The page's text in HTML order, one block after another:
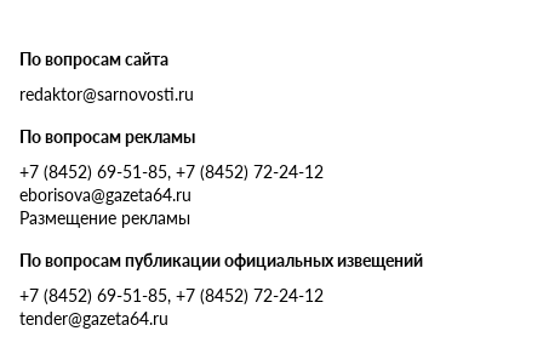
По вопросам сайта
redaktor@sarnovosti.ru
По вопросам рекламы
+7 (8452) 69-51-85, +7 (8452) 72-24-12
eborisova@gazeta64.ru
Размещение рекламы
По вопросам публикации официальных извещений
+7 (8452) 69-51-85, +7 (8452) 72-24-12
tender@gazeta64.ru